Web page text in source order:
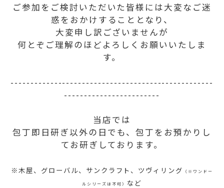
ご参加をご検討いただいた皆様には大変なご迷
惑をおかけすることとなり、
大変申し訳ございませんが
何とぞご理解のほどよろしくお願いいたしま
す。
---------------------------------------------------
------------------------
当店では
包丁即日研ぎ以外の日でも、包丁をお預かりし
てお研ぎしております。
※木屋、グローバル、サンクラフト、ツヴィリング （※ワンドー
ルシリーズは不可）
など